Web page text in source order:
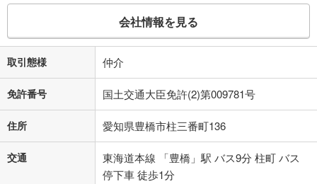
会社情報を見る
取引態様 仲介
免許番号 国土交通大臣免許(2)第009781号
住所 愛知県豊橋市柱三番町136
交通
東海道本線 「豊橋」駅 バス9分 柱町 バス
停下車 徒歩1分